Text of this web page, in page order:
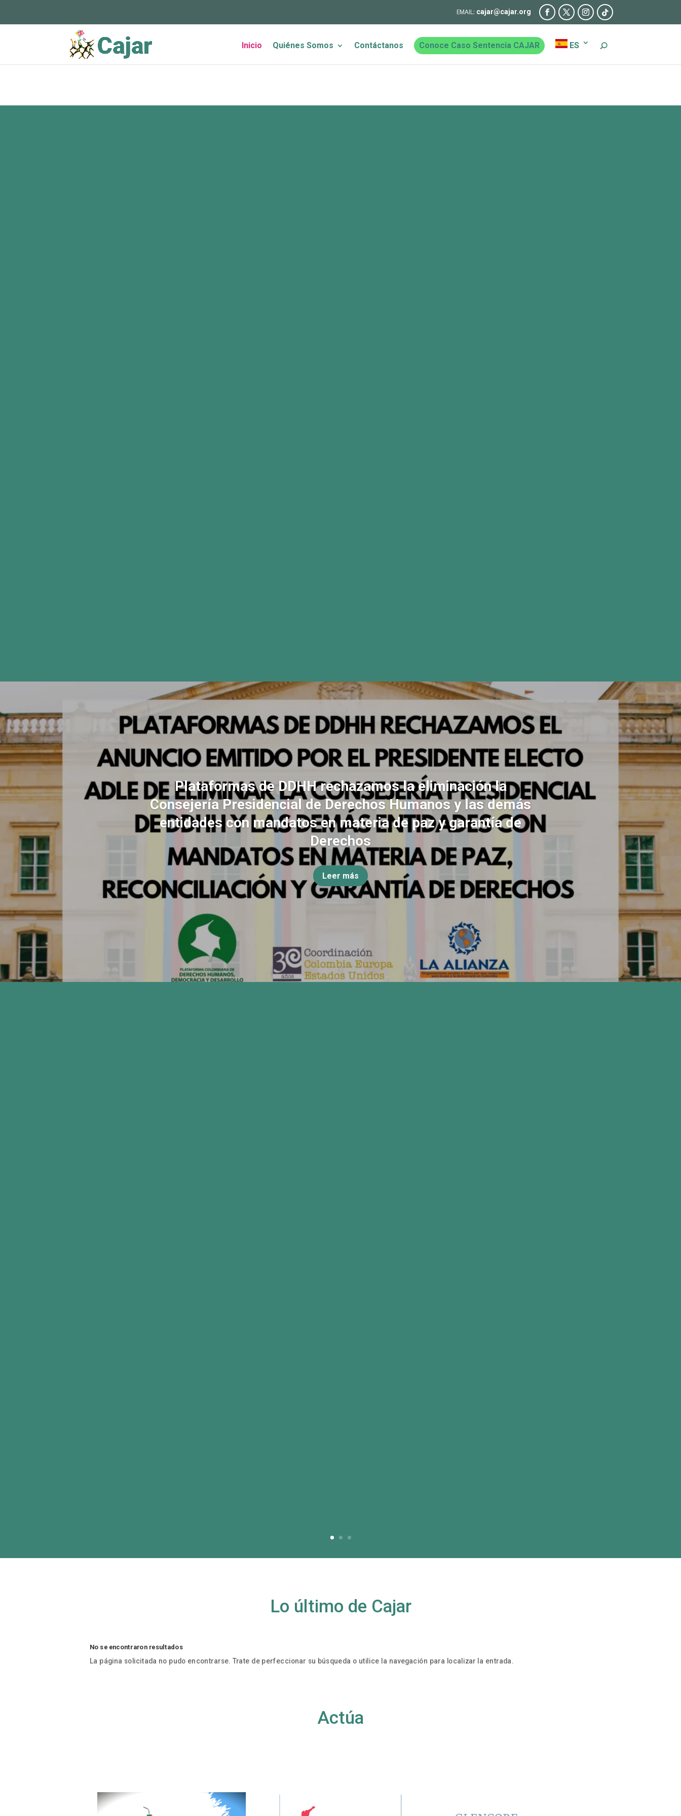
cajar@cajar.org
Inicio Quiénes Somos Contáctanos Conoce Caso Sentencia CAJAR ES
Plataformas de DDHH rechazamos la eliminación la
Consejería Presidencial de Derechos Humanos y las demás
entidades con mandatos en materia de paz y garantía de
Derechos
Leer más
Lo último de Cajar
No se encontraron resultados
La página solicitada no pudo encontrarse. Trate de perfeccionar su búsqueda o utilice la navegación para localizar la entrada.
Actúa